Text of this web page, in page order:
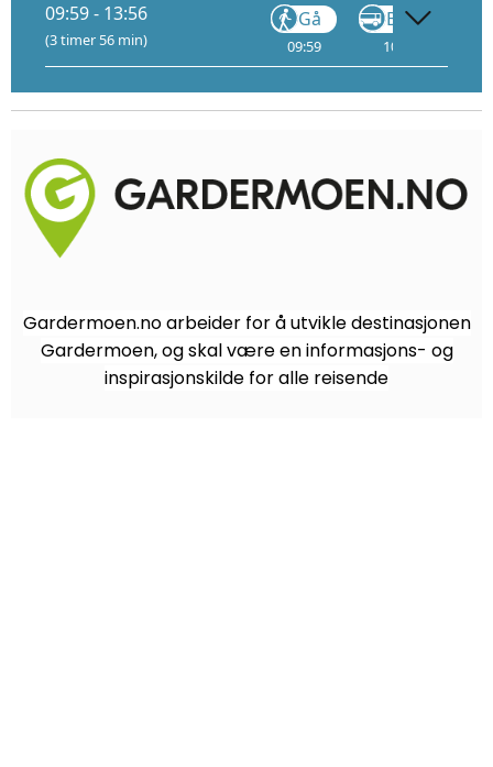
09:59 - 13:56
(3 timer 56 min)
Gå
09:59
Buss
10:00
Gardermoen.no arbeider for å utvikle destinasjonen
Gardermoen, og skal være en informasjons- og
inspirasjonskilde for alle reisende